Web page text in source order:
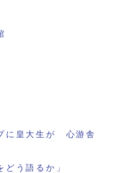
に皇大生が 心游舎
う語るか」